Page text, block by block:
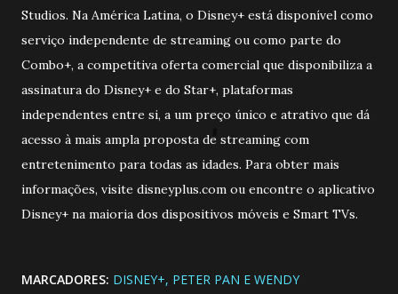
Studios. Na América Latina, o Disney+ está disponível como
serviço independente de streaming ou como parte do
Combo+, a competitiva oferta comercial que disponibiliza a
assinatura do Disney+ e do Star+, plataformas
independentes entre si, a um preço único e atrativo que dá
acesso à mais ampla proposta de streaming com
entretenimento para todas as idades. Para obter mais
informações, visite disneyplus.com ou encontre o aplicativo
Disney+ na maioria dos dispositivos móveis e Smart TVs.
MARCADORES: DISNEY+ PETER PAN E WENDY